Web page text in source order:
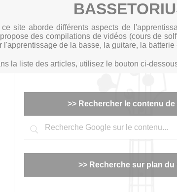
ce site aborde différents aspects de
des compilations de vidéos (cours de
l'apprentissage de la basse, la guitare, la batterie
la liste des articles, utilisez le bouton ci-
>> Rechercher le contenu
>> Recherche sur plan du